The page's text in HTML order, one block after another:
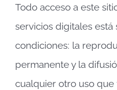
Todo acceso a este
servicios digitales está
condiciones: la
permanente y la
cualquier otro uso que